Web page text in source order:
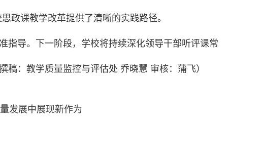
政课教学改革提供了清晰的实践路径。
指导。下一阶段，学校将持续深化领导干部听评课常
：教学质量监控与评估处 乔晓慧 审核：蒲飞）
发展中展现新作为